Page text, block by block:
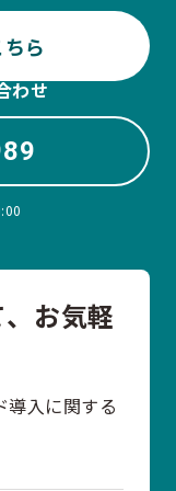
ら
わせ
お気軽
導入に関する